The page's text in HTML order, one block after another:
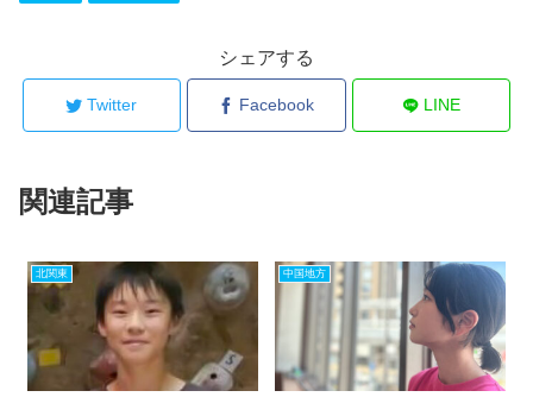
シェアする
Twitter Facebook LINE
関連記事
北関東 中国地方